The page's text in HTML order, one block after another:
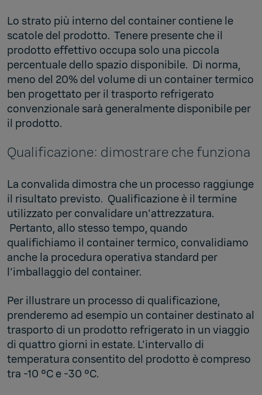
Lo strato più interno del container contiene le
scatole del prodotto. Tenere presente che il
prodotto effettivo occupa solo una piccola
percentuale dello spazio disponibile. Di norma,
meno del 20% del volume di un container termico
ben progettato per il trasporto refrigerato
convenzionale sarà generalmente disponibile per
il prodotto.
Qualificazione: dimostrare che funziona
La convalida dimostra che un processo raggiunge
il risultato previsto. Qualificazione è il termine
utilizzato per convalidare un'attrezzatura.
Pertanto, allo stesso tempo, quando
qualifichiamo il container termico, convalidiamo
anche la procedura operativa standard per
l'imballaggio del container.
Per illustrare un processo di qualificazione,
prenderemo ad esempio un container destinato al
trasporto di un prodotto refrigerato in un viaggio
di quattro giorni in estate. L'intervallo di
temperatura consentito del prodotto è compreso
tra -10 °C e -30 °C.